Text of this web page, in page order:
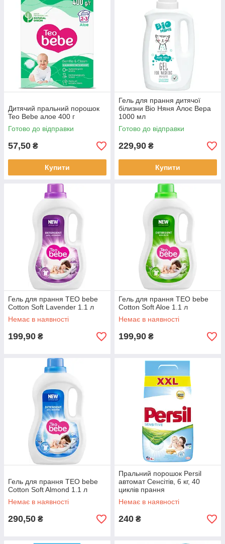
Дитячий пральний порошок
Teo Bebe алое 400 г
Готово до відправки
57,50 ₴
Купити
Гель для прання дитячої
білизни Bio Няня Алоє Вера
1000 мл
Готово до відправки
229,90 ₴
Купити
Гель для прання ТЕО bebe
Cotton Soft Lavender 1.1 л
Немає в наявності
199,90 ₴
Гель для прання ТЕО bebe
Cotton Soft Aloe 1.1 л
Немає в наявності
199,90 ₴
Гель для прання ТЕО bebe
Cotton Soft Almond 1.1 л
Немає в наявності
290,50 ₴
Пральний порошок Persil
автомат Сенсітів, 6 кг, 40
циклів прання
Немає в наявності
240 ₴